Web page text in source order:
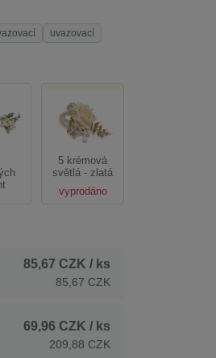
uvazovací
5 krémová
světlá - zlatá
vyprodáno
85,67 CZK / ks
85,67 CZK
69,96 CZK / ks
209,88 CZK